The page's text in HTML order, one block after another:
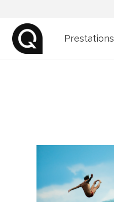
Prestations